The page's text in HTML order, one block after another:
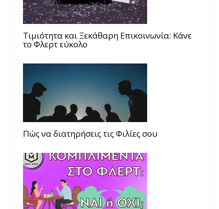
Τιμιότητα και Ξεκάθαρη Επικοινωνία: Κάνε
το Φλερτ εύκολο
Πώς να διατηρήσεις τις Φιλίες σου